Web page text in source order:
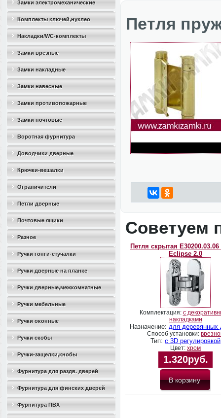
Замки электромеханические
Комплекты ключей,нуклео
Накладки/WC-комплекты
Замки врезные
Замки накладные
Замки навесные
Замки противопожарные
Замки почтовые
Воротная фурнитура
Доводчики дверные
Крючки-вешалки
Ограничители
дверные(стопоры)
Петли дверные
Почтовые ящики
Разное
Ручки гонги-стучалки
Ручки дверные на планке
Ручки дверные,межкомнатные
Ручки мебельные
Ручки оконные
Ручки скобы
Ручки-защелки,кнобы
Фурнитура для раздв. дверей
Фурнитура для финских дверей
Фурнитура ПВХ
Петля
Советуем
Петля скрытая
Eclipse 2.0
Комплектация: с
накладками
Назначение: для деревянных
Способ установки:
Тип: с 3D регулировкой
Цвет: хром
1.320руб.